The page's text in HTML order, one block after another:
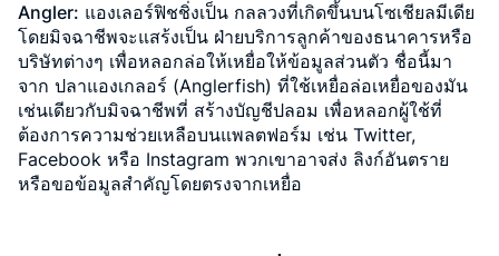
Angler: แองเลอร์ฟิชชิ่งเป็น กลลวงที่เกิดขึ้นบนโซเชียลมีเดีย
โดยมิจฉาชีพจะแสร้งเป็น ฝ่ายบริการลูกค้าของธนาคารหรือ
บริษัทต่างๆ เพื่อหลอกล่อให้เหยื่อให้ข้อมูลส่วนตัว ชื่อนี้มา
จาก ปลาแองเกลอร์ (Anglerfish) ที่ใช้เหยื่อล่อเหยื่อของมัน
เช่นเดียวกับมิจฉาชีพที่ สร้างบัญชีปลอม เพื่อหลอกผู้ใช้ที่
ต้องการความช่วยเหลือบนแพลตฟอร์ม เช่น Twitter,
Facebook หรือ Instagram พวกเขาอาจส่ง ลิงก์อันตราย
หรือขอข้อมูลสำคัญโดยตรงจากเหยื่อ